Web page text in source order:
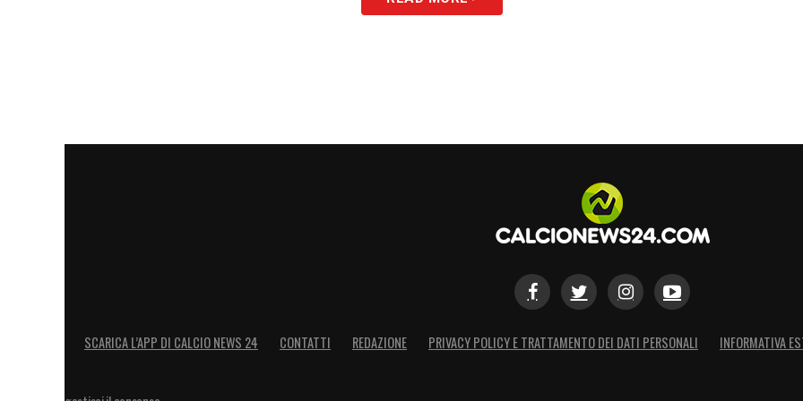
SCARICA L’APP DI CALCIO NEWS 24 CONTATTI REDAZIONE PRIVACY POLICY E TRATTAMENTO DEI DATI PERSONALI INFORMATIVA